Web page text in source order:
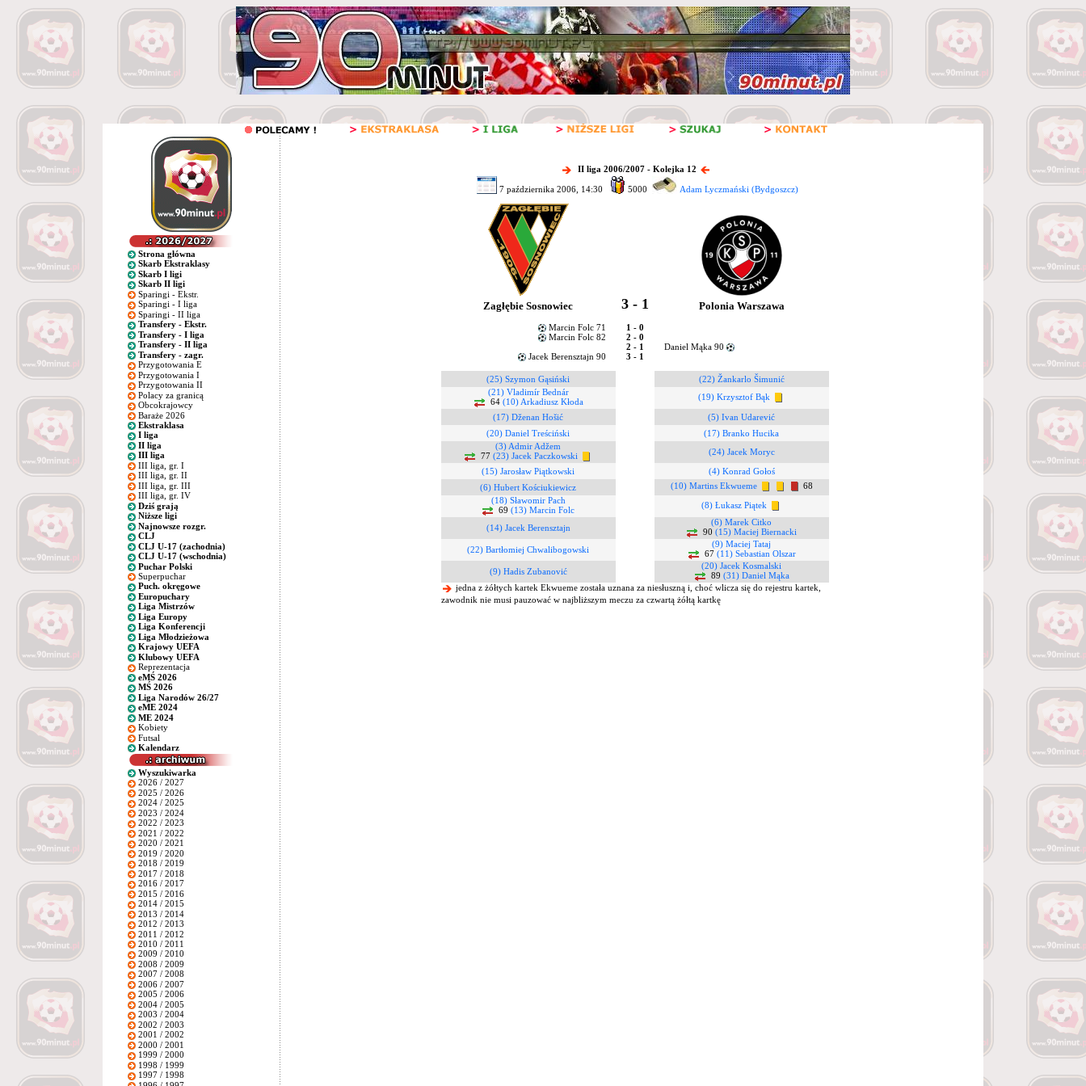
Strona główna
Skarb Ekstraklasy
Skarb I ligi
Skarb II ligi
Sparingi - Ekstr.
Sparingi - I liga
Sparingi - II liga
Transfery - Ekstr.
Transfery - I liga
Transfery - II liga
Transfery - zagr.
Przygotowania E
Przygotowania I
Przygotowania II
Polacy za granicą
Obcokrajowcy
Baraże 2026
Ekstraklasa
I liga
II liga
III liga
III liga, gr. I
III liga, gr. II
III liga, gr. III
III liga, gr. IV
Dziś grają
Niższe ligi
Najnowsze rozgr.
CLJ
CLJ U-17 (zachodnia)
CLJ U-17 (wschodnia)
Puchar Polski
Superpuchar
Puch. okręgowe
Europuchary
Liga Mistrzów
Liga Europy
Liga Konferencji
Liga Młodzieżowa
Krajowy UEFA
Klubowy UEFA
Reprezentacja
eMŚ 2026
MŚ 2026
Liga Narodów 26/27
eME 2024
ME 2024
Kobiety
Futsal
Kalendarz
Wyszukiwarka
2026 / 2027
2025 / 2026
2024 / 2025
2023 / 2024
2022 / 2023
2021 / 2022
2020 / 2021
2019 / 2020
2018 / 2019
2017 / 2018
2016 / 2017
2015 / 2016
2014 / 2015
2013 / 2014
2012 / 2013
2011 / 2012
2010 / 2011
2009 / 2010
2008 / 2009
2007 / 2008
2006 / 2007
2005 / 2006
2004 / 2005
2003 / 2004
2002 / 2003
2001 / 2002
2000 / 2001
1999 / 2000
1998 / 1999
1997 / 1998
II liga 2006/2007 - Kolejka 12
7 października 2006, 14:30 5000 Adam Lyczmański (Bydgoszcz)
Zagłębie Sosnowiec 3 - 1 Polonia Warszawa
Marcin Folc 71
1 - 0
Marcin Folc 82
2 - 0
2 - 1
Daniel Mąka 90
Jacek Berensztajn 90
3 - 1
(25) Szymon Gąsiński
(22) Žankarlo Šimunić
(21) Vladimír Bednár
64 (10) Arkadiusz Kłoda (19) Krzysztof Bąk
(17) Dženan Hošić
(5) Ivan Udarević
(20) Daniel Treściński
(17) Branko Hucika
(3) Admir Adžem
77 (23) Jacek Paczkowski
(24) Jacek Moryc
(15) Jarosław Piątkowski
(4) Konrad Gołoś
(6) Hubert Kościukiewicz
(10) Martins Ekwueme
68
(18) Sławomir Pach
69 (13) Marcin Folc (8) Łukasz Piątek
(14) Jacek Berensztajn
(6) Marek Citko
90 (15) Maciej Biernacki
(22) Bartłomiej Chwalibogowski
(9) Maciej Tataj
67 (11) Sebastian Olszar
(9) Hadis Zubanović
(20) Jacek Kosmalski
89 (31) Daniel Mąka
jedna z żółtych kartek Ekwueme została uznana za niesłuszną i, choć wlicza się do rejestru kartek,
zawodnik nie musi pauzować w najbliższym meczu za czwartą żółtą kartkę